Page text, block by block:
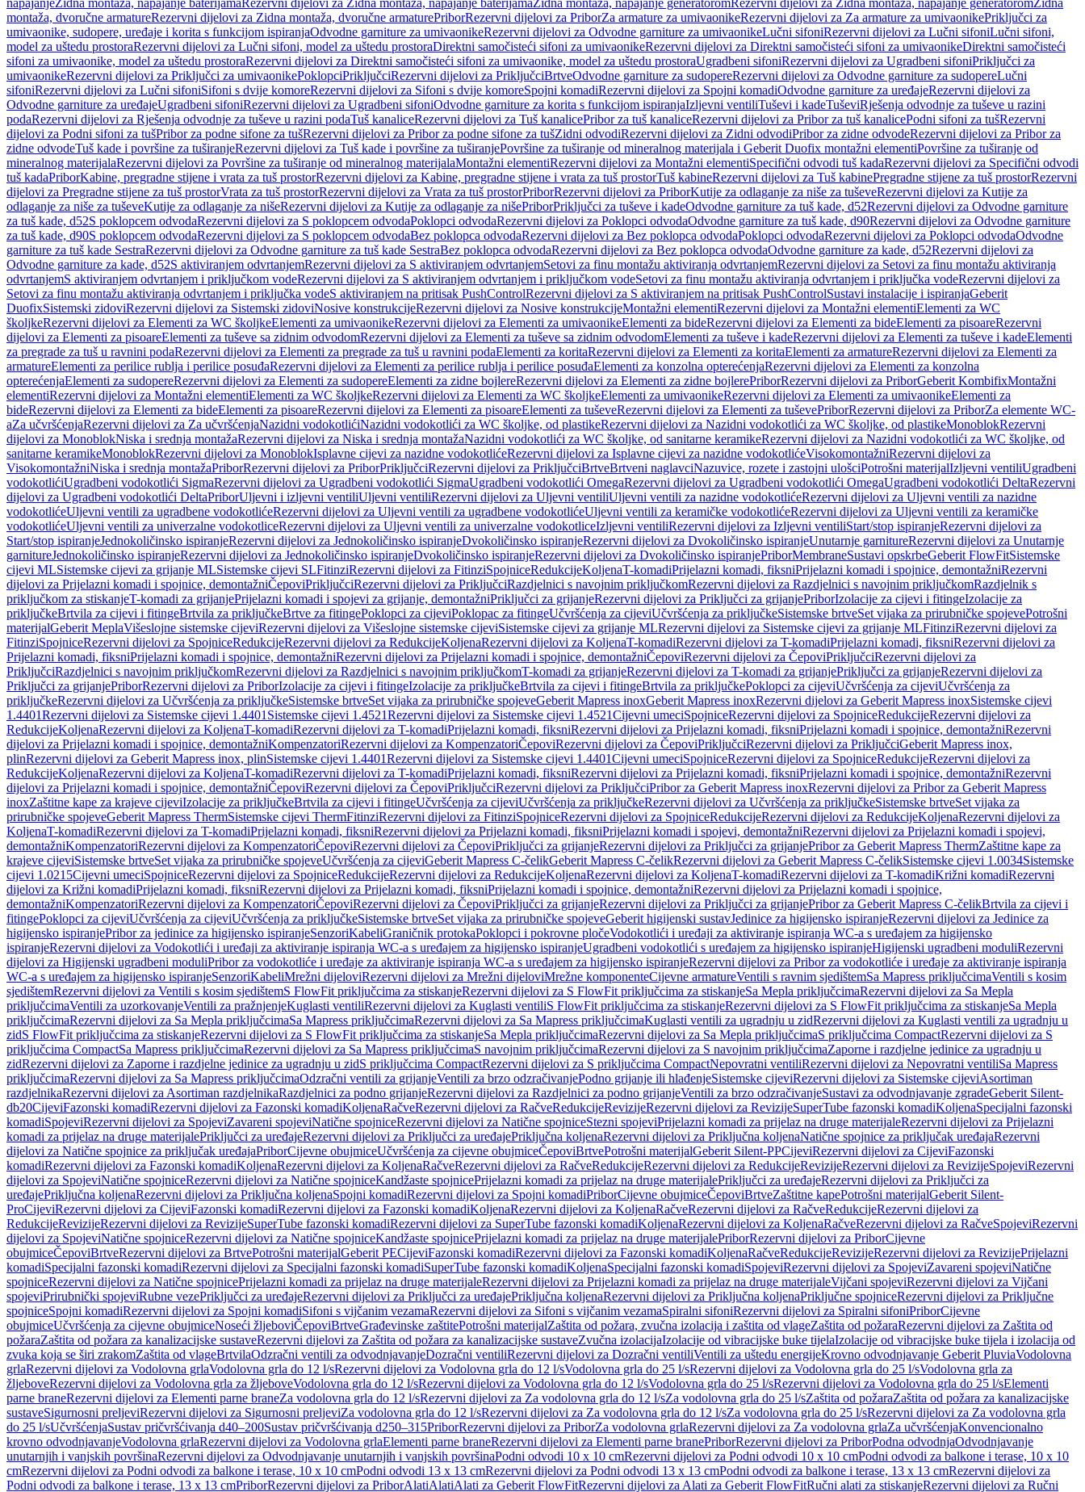
napajanjeZidna montaža, napajanje baterijamaRezervni dijelovi za Zidna montaža, napajanje baterijamaZidna montaža, napajanje generatoromRezervni dijelovi za Zidna montaža, napajanje generatoromZidna
montaža, dvoručne armatureRezervni dijelovi za Zidna montaža, dvoručne armaturePriborRezervni dijelovi za PriborZa armature za umivaonikeRezervni dijelovi za Za armature za umivaonikePriključci za
umivaonike, sudopere, uređaje i korita s funkcijom ispiranjaOdvodne garniture za umivaonikeRezervni dijelovi za Odvodne garniture za umivaonikeLučni sifoniRezervni dijelovi za Lučni sifoniLučni sifoni,
model za uštedu prostoraRezervni dijelovi za Lučni sifoni, model za uštedu prostoraDirektni samočisteći sifoni za umivaonikeRezervni dijelovi za Direktni samočisteći sifoni za umivaonikeDirektni samočisteći
sifoni za umivaonike, model za uštedu prostoraRezervni dijelovi za Direktni samočisteći sifoni za umivaonike, model za uštedu prostoraUgradbeni sifoniRezervni dijelovi za Ugradbeni sifoniPriključci za
umivaonikeRezervni dijelovi za Priključci za umivaonikePoklopciPriključciRezervni dijelovi za PriključciBrtveOdvodne garniture za sudopereRezervni dijelovi za Odvodne garniture za sudopereLučni
sifoniRezervni dijelovi za Lučni sifoniSifoni s dvije komoreRezervni dijelovi za Sifoni s dvije komoreSpojni komadiRezervni dijelovi za Spojni komadiOdvodne garniture za uređajeRezervni dijelovi za
Odvodne garniture za uređajeUgradbeni sifoniRezervni dijelovi za Ugradbeni sifoniOdvodne garniture za korita s funkcijom ispiranjaIzljevni ventiliTuševi i kadeTuševiRješenja odvodnje za tuševe u razini
podaRezervni dijelovi za Rješenja odvodnje za tuševe u razini podaTuš kanaliceRezervni dijelovi za Tuš kanalicePribor za tuš kanaliceRezervni dijelovi za Pribor za tuš kanalicePodni sifoni za tušRezervni
dijelovi za Podni sifoni za tušPribor za podne sifone za tušRezervni dijelovi za Pribor za podne sifone za tušZidni odvodiRezervni dijelovi za Zidni odvodiPribor za zidne odvodeRezervni dijelovi za Pribor za
zidne odvodeTuš kade i površine za tuširanjeRezervni dijelovi za Tuš kade i površine za tuširanjePovršine za tuširanje od mineralnog materijala i Geberit Duofix montažni elementiPovršine za tuširanje od
mineralnog materijalaRezervni dijelovi za Površine za tuširanje od mineralnog materijalaMontažni elementiRezervni dijelovi za Montažni elementiSpecifični odvodi tuš kadaRezervni dijelovi za Specifični odvodi
tuš kadaPriborKabine, pregradne stijene i vrata za tuš prostorRezervni dijelovi za Kabine, pregradne stijene i vrata za tuš prostorTuš kabineRezervni dijelovi za Tuš kabinePregradne stijene za tuš prostorRezervni
dijelovi za Pregradne stijene za tuš prostorVrata za tuš prostorRezervni dijelovi za Vrata za tuš prostorPriborRezervni dijelovi za PriborKutije za odlaganje za niše za tuševeRezervni dijelovi za Kutije za
odlaganje za niše za tuševeKutije za odlaganje za nišeRezervni dijelovi za Kutije za odlaganje za nišePriborPriključci za tuševe i kadeOdvodne garniture za tuš kade, d52Rezervni dijelovi za Odvodne garniture
za tuš kade, d52S poklopcem odvodaRezervni dijelovi za S poklopcem odvodaPoklopci odvodaRezervni dijelovi za Poklopci odvodaOdvodne garniture za tuš kade, d90Rezervni dijelovi za Odvodne garniture
za tuš kade, d90S poklopcem odvodaRezervni dijelovi za S poklopcem odvodaBez poklopca odvodaRezervni dijelovi za Bez poklopca odvodaPoklopci odvodaRezervni dijelovi za Poklopci odvodaOdvodne
garniture za tuš kade SestraRezervni dijelovi za Odvodne garniture za tuš kade SestraBez poklopca odvodaRezervni dijelovi za Bez poklopca odvodaOdvodne garniture za kade, d52Rezervni dijelovi za
Odvodne garniture za kade, d52S aktiviranjem odvrtanjemRezervni dijelovi za S aktiviranjem odvrtanjemSetovi za finu montažu aktiviranja odvrtanjemRezervni dijelovi za Setovi za finu montažu aktiviranja
odvrtanjemS aktiviranjem odvrtanjem i priključkom vodeRezervni dijelovi za S aktiviranjem odvrtanjem i priključkom vodeSetovi za finu montažu aktiviranja odvrtanjem i priključka vodeRezervni dijelovi za
Setovi za finu montažu aktiviranja odvrtanjem i priključka vodeS aktiviranjem na pritisak PushControlRezervni dijelovi za S aktiviranjem na pritisak PushControlSustavi instalacije i ispiranjaGeberit
DuofixSistemski zidoviRezervni dijelovi za Sistemski zidoviNosive konstrukcijeRezervni dijelovi za Nosive konstrukcijeMontažni elementiRezervni dijelovi za Montažni elementiElementi za WC
školjkeRezervni dijelovi za Elementi za WC školjkeElementi za umivaonikeRezervni dijelovi za Elementi za umivaonikeElementi za bideRezervni dijelovi za Elementi za bideElementi za pisoareRezervni
dijelovi za Elementi za pisoareElementi za tuševe sa zidnim odvodomRezervni dijelovi za Elementi za tuševe sa zidnim odvodomElementi za tuševe i kadeRezervni dijelovi za Elementi za tuševe i kadeElementi
za pregrade za tuš u ravnini podaRezervni dijelovi za Elementi za pregrade za tuš u ravnini podaElementi za koritaRezervni dijelovi za Elementi za koritaElementi za armatureRezervni dijelovi za Elementi za
armatureElementi za perilice rublja i perilice posuđaRezervni dijelovi za Elementi za perilice rublja i perilice posuđaElementi za konzolna opterećenjaRezervni dijelovi za Elementi za konzolna
opterećenjaElementi za sudopereRezervni dijelovi za Elementi za sudopereElementi za zidne bojlereRezervni dijelovi za Elementi za zidne bojlerePriborRezervni dijelovi za PriborGeberit KombifixMontažni
elementiRezervni dijelovi za Montažni elementiElementi za WC školjkeRezervni dijelovi za Elementi za WC školjkeElementi za umivaonikeRezervni dijelovi za Elementi za umivaonikeElementi za
bideRezervni dijelovi za Elementi za bideElementi za pisoareRezervni dijelovi za Elementi za pisoareElementi za tuševeRezervni dijelovi za Elementi za tuševePriborRezervni dijelovi za PriborZa elemente WC-
aZa učvršćenjaRezervni dijelovi za Za učvršćenjaNazidni vodokotlićiNazidni vodokotlići za WC školjke, od plastikeRezervni dijelovi za Nazidni vodokotlići za WC školjke, od plastikeMonoblokRezervni
dijelovi za MonoblokNiska i srednja montažaRezervni dijelovi za Niska i srednja montažaNazidni vodokotlići za WC školjke, od sanitarne keramikeRezervni dijelovi za Nazidni vodokotlići za WC školjke, od
sanitarne keramikeMonoblokRezervni dijelovi za MonoblokIsplavne cijevi za nazidne vodokotlićeRezervni dijelovi za Isplavne cijevi za nazidne vodokotlićeVisokomontažniRezervni dijelovi za
VisokomontažniNiska i srednja montažaPriborRezervni dijelovi za PriborPriključciRezervni dijelovi za PriključciBrtveBrtveni naglavciNazuvice, rozete i zastojni ulošciPotrošni materijalIzljevni ventiliUgradbeni
vodokotlićiUgradbeni vodokotlići SigmaRezervni dijelovi za Ugradbeni vodokotlići SigmaUgradbeni vodokotlići OmegaRezervni dijelovi za Ugradbeni vodokotlići OmegaUgradbeni vodokotlići DeltaRezervni
dijelovi za Ugradbeni vodokotlići DeltaPriborUljevni i izljevni ventiliUljevni ventiliRezervni dijelovi za Uljevni ventiliUljevni ventili za nazidne vodokotlićeRezervni dijelovi za Uljevni ventili za nazidne
vodokotlićeUljevni ventili za ugradbene vodokotlićeRezervni dijelovi za Uljevni ventili za ugradbene vodokotlićeUljevni ventili za keramičke vodokotlićeRezervni dijelovi za Uljevni ventili za keramičke
vodokotlićeUljevni ventili za univerzalne vodokotliceRezervni dijelovi za Uljevni ventili za univerzalne vodokotliceIzljevni ventiliRezervni dijelovi za Izljevni ventiliStart/stop ispiranjeRezervni dijelovi za
Start/stop ispiranjeJednokoličinsko ispiranjeRezervni dijelovi za Jednokoličinsko ispiranjeDvokoličinsko ispiranjeRezervni dijelovi za Dvokoličinsko ispiranjeUnutarnje garnitureRezervni dijelovi za Unutarnje
garnitureJednokoličinsko ispiranjeRezervni dijelovi za Jednokoličinsko ispiranjeDvokoličinsko ispiranjeRezervni dijelovi za Dvokoličinsko ispiranjePriborMembraneSustavi opskrbeGeberit FlowFitSistemske
cijevi MLSistemske cijevi za grijanje MLSistemske cijevi SLFitinziRezervni dijelovi za FitinziSpojniceRedukcijeKoljenaT-komadiPrijelazni komadi, fiksniPrijelazni komadi i spojnice, demontažniRezervni
dijelovi za Prijelazni komadi i spojnice, demontažniČepoviPriključciRezervni dijelovi za PriključciRazdjelnici s navojnim priključkomRezervni dijelovi za Razdjelnici s navojnim priključkomRazdjelnik s
priključkom za stiskanjeT-komadi za grijanjePrijelazni komadi i spojevi za grijanje, demontažniPriključci za grijanjeRezervni dijelovi za Priključci za grijanjePriborIzolacije za cijevi i fitingeIzolacije za
priključkeBrtvila za cijevi i fitingeBrtvila za priključkeBrtve za fitingePoklopci za cijeviPoklopac za fitingeUčvršćenja za cijeviUčvršćenja za priključkeSistemske brtveSet vijaka za prirubničke spojevePotrošni
materijalGeberit MeplaVišeslojne sistemske cijeviRezervni dijelovi za Višeslojne sistemske cijeviSistemske cijevi za grijanje MLRezervni dijelovi za Sistemske cijevi za grijanje MLFitinziRezervni dijelovi za
FitinziSpojniceRezervni dijelovi za SpojniceRedukcijeRezervni dijelovi za RedukcijeKoljenaRezervni dijelovi za KoljenaT-komadiRezervni dijelovi za T-komadiPrijelazni komadi, fiksniRezervni dijelovi za
Prijelazni komadi, fiksniPrijelazni komadi i spojnice, demontažniRezervni dijelovi za Prijelazni komadi i spojnice, demontažniČepoviRezervni dijelovi za ČepoviPriključciRezervni dijelovi za
PriključciRazdjelnici s navojnim priključkomRezervni dijelovi za Razdjelnici s navojnim priključkomT-komadi za grijanjeRezervni dijelovi za T-komadi za grijanjePriključci za grijanjeRezervni dijelovi za
Priključci za grijanjePriborRezervni dijelovi za PriborIzolacije za cijevi i fitingeIzolacije za priključkeBrtvila za cijevi i fitingeBrtvila za priključkePoklopci za cijeviUčvršćenja za cijeviUčvršćenja za
priključkeRezervni dijelovi za Učvršćenja za priključkeSistemske brtveSet vijaka za prirubničke spojeveGeberit Mapress inoxGeberit Mapress inoxRezervni dijelovi za Geberit Mapress inoxSistemske cijevi
1.4401Rezervni dijelovi za Sistemske cijevi 1.4401 Sistemske cijevi 1.4521Rezervni dijelovi za Sistemske cijevi 1.4521Cijevni umeciSpojniceRezervni dijelovi za SpojniceRedukcijeRezervni dijelovi za
RedukcijeKoljenaRezervni dijelovi za KoljenaT-komadiRezervni dijelovi za T-komadiPrijelazni komadi, fiksniRezervni dijelovi za Prijelazni komadi, fiksniPrijelazni komadi i spojnice, demontažniRezervni
dijelovi za Prijelazni komadi i spojnice, demontažniKompenzatoriRezervni dijelovi za KompenzatoriČepoviRezervni dijelovi za ČepoviPriključciRezervni dijelovi za PriključciGeberit Mapress inox,
plinRezervni dijelovi za Geberit Mapress inox, plinSistemske cijevi 1.4401Rezervni dijelovi za Sistemske cijevi 1.4401Cijevni umeciSpojniceRezervni dijelovi za SpojniceRedukcijeRezervni dijelovi za
RedukcijeKoljenaRezervni dijelovi za KoljenaT-komadiRezervni dijelovi za T-komadiPrijelazni komadi, fiksniRezervni dijelovi za Prijelazni komadi, fiksniPrijelazni komadi i spojnice, demontažniRezervni
dijelovi za Prijelazni komadi i spojnice, demontažniČepoviRezervni dijelovi za ČepoviPriključciRezervni dijelovi za PriključciPribor za Geberit Mapress inoxRezervni dijelovi za Pribor za Geberit Mapress
inoxZaštitne kape za krajeve cijeviIzolacije za priključkeBrtvila za cijevi i fitingeUčvršćenja za cijeviUčvršćenja za priključkeRezervni dijelovi za Učvršćenja za priključkeSistemske brtveSet vijaka za
prirubničke spojeveGeberit Mapress ThermSistemske cijevi ThermFitinziRezervni dijelovi za FitinziSpojniceRezervni dijelovi za SpojniceRedukcijeRezervni dijelovi za RedukcijeKoljenaRezervni dijelovi za
KoljenaT-komadiRezervni dijelovi za T-komadiPrijelazni komadi, fiksniRezervni dijelovi za Prijelazni komadi, fiksniPrijelazni komadi i spojevi, demontažniRezervni dijelovi za Prijelazni komadi i spojevi,
demontažniKompenzatoriRezervni dijelovi za KompenzatoriČepoviRezervni dijelovi za ČepoviPriključci za grijanjeRezervni dijelovi za Priključci za grijanjePribor za Geberit Mapress ThermZaštitne kape za
krajeve cijeviSistemske brtveSet vijaka za prirubničke spojeveUčvršćenja za cijeviGeberit Mapress C-čelikGeberit Mapress C-čelikRezervni dijelovi za Geberit Mapress C-čelikSistemske cijevi 1.0034Sistemske
cijevi 1.0215Cijevni umeciSpojniceRezervni dijelovi za SpojniceRedukcijeRezervni dijelovi za RedukcijeKoljenaRezervni dijelovi za KoljenaT-komadiRezervni dijelovi za T-komadiKrižni komadiRezervni
dijelovi za Križni komadiPrijelazni komadi, fiksniRezervni dijelovi za Prijelazni komadi, fiksniPrijelazni komadi i spojnice, demontažniRezervni dijelovi za Prijelazni komadi i spojnice,
demontažniKompenzatoriRezervni dijelovi za KompenzatoriČepoviRezervni dijelovi za ČepoviPriključci za grijanjeRezervni dijelovi za Priključci za grijanjePribor za Geberit Mapress C-čelikBrtvila za cijevi i
fitingePoklopci za cijeviUčvršćenja za cijeviUčvršćenja za priključkeSistemske brtveSet vijaka za prirubničke spojeveGeberit higijenski sustavJedinice za higijensko ispiranjeRezervni dijelovi za Jedinice za
higijensko ispiranjePribor za jedinice za higijensko ispiranjeSenzoriKabeliGraničnik protokaPoklopci i pokrovne pločeVodokotlići i uređaji za aktiviranje ispiranja WC-a s uređajem za higijensko
ispiranjeRezervni dijelovi za Vodokotlići i uređaji za aktiviranje ispiranja WC-a s uređajem za higijensko ispiranjeUgradbeni vodokotlići s uređajem za higijensko ispiranjeHigijenski ugradbeni moduliRezervni
dijelovi za Higijenski ugradbeni moduliPribor za vodokotliće i uređaje za aktiviranje ispiranja WC-a s uređajem za higijensko ispiranjeRezervni dijelovi za Pribor za vodokotliće i uređaje za aktiviranje ispiranja
WC-a s uređajem za higijensko ispiranjeSenzoriKabeliMrežni dijeloviRezervni dijelovi za Mrežni dijeloviMrežne komponenteCijevne armatureVentili s ravnim sjedištemSa Mapress priključcimaVentili s kosim
sjedištemRezervni dijelovi za Ventili s kosim sjedištemS FlowFit priključcima za stiskanjeRezervni dijelovi za S FlowFit priključcima za stiskanjeSa Mepla priključcimaRezervni dijelovi za Sa Mepla
priključcimaVentili za uzorkovanjeVentili za pražnjenjeKuglasti ventiliRezervni dijelovi za Kuglasti ventiliS FlowFit priključcima za stiskanjeRezervni dijelovi za S FlowFit priključcima za stiskanjeSa Mepla
priključcimaRezervni dijelovi za Sa Mepla priključcimaSa Mapress priključcimaRezervni dijelovi za Sa Mapress priključcimaKuglasti ventili za ugradnju u zidRezervni dijelovi za Kuglasti ventili za ugradnju u
zidS FlowFit priključcima za stiskanjeRezervni dijelovi za S FlowFit priključcima za stiskanjeSa Mepla priključcimaRezervni dijelovi za Sa Mepla priključcimaS priključcima CompactRezervni dijelovi za S
priključcima CompactSa Mapress priključcimaRezervni dijelovi za Sa Mapress priključcimaS navojnim priključcimaRezervni dijelovi za S navojnim priključcimaZaporne i razdjelne jedinice za ugradnju u
zidRezervni dijelovi za Zaporne i razdjelne jedinice za ugradnju u zidS priključcima CompactRezervni dijelovi za S priključcima CompactNepovratni ventiliRezervni dijelovi za Nepovratni ventiliSa Mapress
priključcimaRezervni dijelovi za Sa Mapress priključcimaOdzračni ventili za grijanjeVentili za brzo odzračivanjePodno grijanje ili hlađenjeSistemske cijeviRezervni dijelovi za Sistemske cijeviAsortiman
razdjelnikaRezervni dijelovi za Asortiman razdjelnikaRazdjelnici za podno grijanjeRezervni dijelovi za Razdjelnici za podno grijanjeVentili za brzo odzračivanjeSustavi za odvodnjavanje zgradeGeberit Silent-
db20CijeviFazonski komadiRezervni dijelovi za Fazonski komadiKoljenaRačveRezervni dijelovi za RačveRedukcijeRevizijeRezervni dijelovi za RevizijeSuperTube fazonski komadiKoljenaSpecijalni fazonski
komadiSpojeviRezervni dijelovi za SpojeviZavareni spojeviNatične spojniceRezervni dijelovi za Natične spojniceStezni spojeviPrijelazni komadi za prijelaz na druge materijaleRezervni dijelovi za Prijelazni
komadi za prijelaz na druge materijalePriključci za uređajeRezervni dijelovi za Priključci za uređajePriključna koljenaRezervni dijelovi za Priključna koljenaNatične spojnice za priključak uređajaRezervni
dijelovi za Natične spojnice za priključak uređajaPriborCijevne obujmiceUčvršćenja za cijevne obujmiceČepoviBrtvePotrošni materijalGeberit Silent-PPCijeviRezervni dijelovi za CijeviFazonski
komadiRezervni dijelovi za Fazonski komadiKoljenaRezervni dijelovi za KoljenaRačveRezervni dijelovi za RačveRedukcijeRezervni dijelovi za RedukcijeRevizijeRezervni dijelovi za RevizijeSpojeviRezervni
dijelovi za SpojeviNatične spojniceRezervni dijelovi za Natične spojniceKandžaste spojnicePrijelazni komadi za prijelaz na druge materijalePriključci za uređajeRezervni dijelovi za Priključci za
uređajePriključna koljenaRezervni dijelovi za Priključna koljenaSpojni komadiRezervni dijelovi za Spojni komadiPriborCijevne obujmiceČepoviBrtveZaštitne kapePotrošni materijalGeberit Silent-
ProCijeviRezervni dijelovi za CijeviFazonski komadiRezervni dijelovi za Fazonski komadiKoljenaRezervni dijelovi za KoljenaRačveRezervni dijelovi za RačveRedukcijeRezervni dijelovi za
RedukcijeRevizijeRezervni dijelovi za RevizijeSuperTube fazonski komadiRezervni dijelovi za SuperTube fazonski komadiKoljenaRezervni dijelovi za KoljenaRačveRezervni dijelovi za RačveSpojeviRezervni
dijelovi za SpojeviNatične spojniceRezervni dijelovi za Natične spojniceKandžaste spojnicePrijelazni komadi za prijelaz na druge materijalePriborRezervni dijelovi za PriborCijevne
obujmiceČepoviBrtveRezervni dijelovi za BrtvePotrošni materijalGeberit PECijeviFazonski komadiRezervni dijelovi za Fazonski komadiKoljenaRačveRedukcijeRevizijeRezervni dijelovi za RevizijePrijelazni
komadiSpecijalni fazonski komadiRezervni dijelovi za Specijalni fazonski komadiSuperTube fazonski komadiKoljenaSpecijalni fazonski komadiSpojeviRezervni dijelovi za SpojeviZavareni spojeviNatične
spojniceRezervni dijelovi za Natične spojnicePrijelazni komadi za prijelaz na druge materijaleRezervni dijelovi za Prijelazni komadi za prijelaz na druge materijaleVijčani spojeviRezervni dijelovi za Vijčani
spojeviPrirubnički spojeviRubne vezePriključci za uređajeRezervni dijelovi za Priključci za uređajePriključna koljenaRezervni dijelovi za Priključna koljenaPriključne spojniceRezervni dijelovi za Priključne
spojniceSpojni komadiRezervni dijelovi za Spojni komadiSifoni s vijčanim vezamaRezervni dijelovi za Sifoni s vijčanim vezamaSpiralni sifoniRezervni dijelovi za Spiralni sifoniPriborCijevne
obujmiceUčvršćenja za cijevne obujmiceNoseći žljeboviČepoviBrtveGrađevinske zaštitePotrošni materijalZaštita od požara, zvučna izolacija i zaštita od vlageZaštita od požaraRezervni dijelovi za Zaštita od
požaraZaštita od požara za kanalizacijske sustaveRezervni dijelovi za Zaštita od požara za kanalizacijske sustaveZvučna izolacijaIzolacije od vibracijske buke tijelaIzolacije od vibracijske buke tijela i izolacija od
zvuka koja se širi zrakomZaštita od vlageBrtvilaOdzračni ventili za odvodnjavanjeDozračni ventiliRezervni dijelovi za Dozračni ventiliVentili za uštedu energijeKrovno odvodnjavanje Geberit PluviaVodolovna
grlaRezervni dijelovi za Vodolovna grlaVodolovna grla do 12 l/sRezervni dijelovi za Vodolovna grla do 12 l/sVodolovna grla do 25 l/sRezervni dijelovi za Vodolovna grla do 25 l/sVodolovna grla za
žljeboveRezervni dijelovi za Vodolovna grla za žljeboveVodolovna grla do 12 l/sRezervni dijelovi za Vodolovna grla do 12 l/sVodolovna grla do 25 l/sRezervni dijelovi za Vodolovna grla do 25 l/sElementi
parne braneRezervni dijelovi za Elementi parne braneZa vodolovna grla do 12 l/sRezervni dijelovi za Za vodolovna grla do 12 l/sZa vodolovna grla do 25 l/sZaštita od požaraZaštita od požara za kanalizacijske
sustaveSigurnosni preljeviRezervni dijelovi za Sigurnosni preljeviZa vodolovna grla do 12 l/sRezervni dijelovi za Za vodolovna grla do 12 l/sZa vodolovna grla do 25 l/sRezervni dijelovi za Za vodolovna grla
do 25 l/sUčvršćenjaSustav pričvršćivanja d40–200Sustav pričvršćivanja d250–315PriborRezervni dijelovi za PriborZa vodolovna grlaRezervni dijelovi za Za vodolovna grlaZa učvršćenjaKonvencionalno
krovno odvodnjavanjeVodolovna grlaRezervni dijelovi za Vodolovna grlaElementi parne braneRezervni dijelovi za Elementi parne branePriborRezervni dijelovi za PriborPodna odvodnjaOdvodnjavanje
unutarnjih i vanjskih površinaRezervni dijelovi za Odvodnjavanje unutarnjih i vanjskih površinaPodni odvodi 10 x 10 cmRezervni dijelovi za Podni odvodi 10 x 10 cmPodni odvodi za balkone i terase, 10 x 10
cmRezervni dijelovi za Podni odvodi za balkone i terase, 10 x 10 cmPodni odvodi 13 x 13 cmRezervni dijelovi za Podni odvodi 13 x 13 cmPodni odvodi za balkone i terase, 13 x 13 cmRezervni dijelovi za
Podni odvodi za balkone i terase, 13 x 13 cmPriborRezervni dijelovi za PriborAlatiAlatiAlati za Geberit FlowFitRezervni dijelovi za Alati za Geberit FlowFitRučni alati za stiskanjeRezervni dijelovi za Ručni